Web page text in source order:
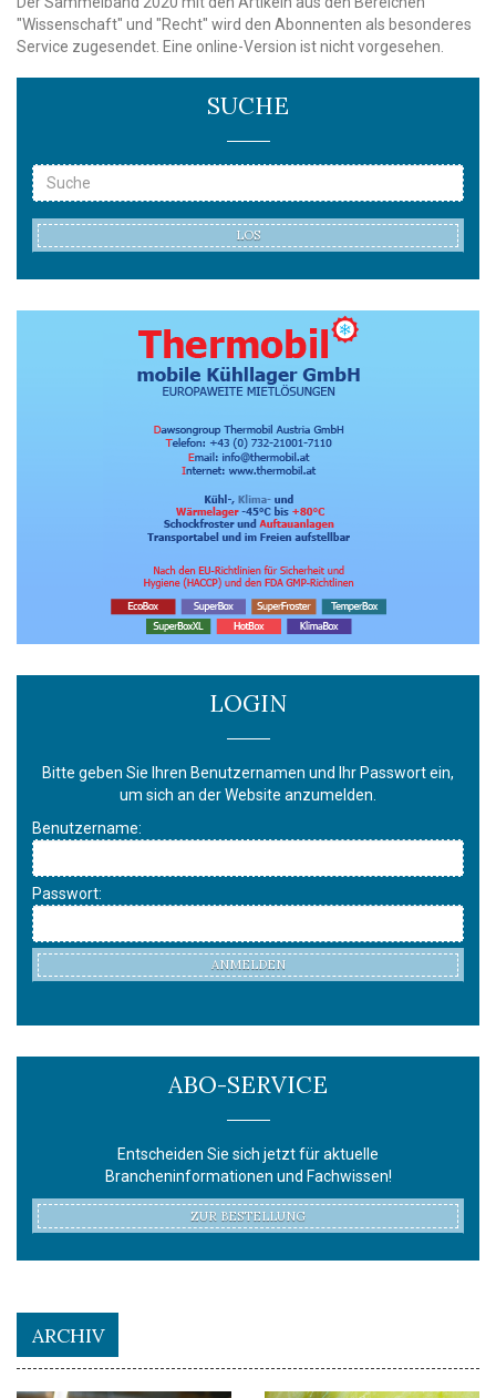
"Wissenschaft" und "Recht" wird den Abonnenten als besonderes
Service zugesendet. Eine online-Version ist nicht vorgesehen.
SUCHE
LOS
LOGIN
Bitte geben Sie Ihren Benutzernamen und Ihr Passwort ein,
um sich an der Website anzumelden.
Benutzername:
Passwort:
ANMELDEN
ABO-SERVICE
Entscheiden Sie sich jetzt für aktuelle
Brancheninformationen und Fachwissen!
ZUR BESTELLUNG
ARCHIV